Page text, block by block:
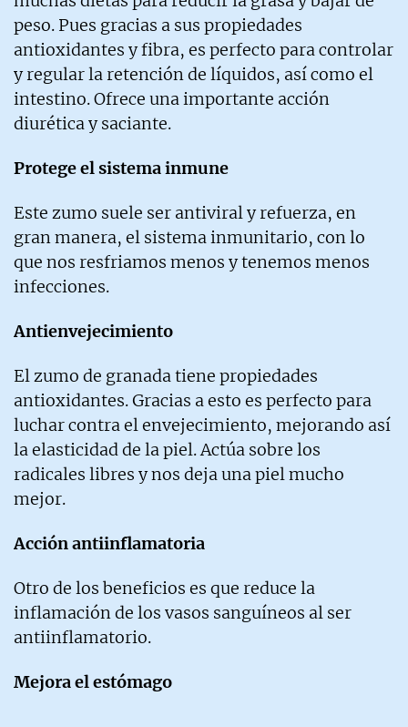
peso. Pues gracias a sus propiedades
antioxidantes y fibra, es perfecto para controlar
y regular la retención de líquidos, así como el
intestino. Ofrece una importante acción
diurética y saciante.
Protege el sistema inmune
Este zumo suele ser antiviral y refuerza, en
gran manera, el sistema inmunitario, con lo
que nos resfriamos menos y tenemos menos
infecciones.
Antienvejecimiento
El zumo de granada tiene propiedades
antioxidantes. Gracias a esto es perfecto para
luchar contra el envejecimiento, mejorando así
la elasticidad de la piel. Actúa sobre los
radicales libres y nos deja una piel mucho
mejor.
Acción antiinflamatoria
Otro de los beneficios es que reduce la
inflamación de los vasos sanguíneos al ser
antiinflamatorio.
Mejora el estómago